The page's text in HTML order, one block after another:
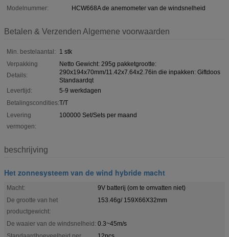
Modelnummer:
HCW668A de anemometer van de windsnelheid
Betalen & Verzenden Algemene voorwaarden
Min. bestelaantal:
1 stk
Verpakking
Details:
Netto Gewicht: 295g pakketgrootte:
290x194x70mm/11.42x7.64x2.76in die inpakken: Giftdoos
Standaardqt
Levertijd:
5-9 werkdagen
Betalingscondities:T/T
Levering
vermogen:
100000 Set/Sets per maand
beschrijving
Het zonnesysteem van de wind hybride macht
Macht:
9V batterij (om te omvatten niet)
De grootte van het
productgewicht:
153.46g/ 159X66X32mm
De waaier van de windsnelheid: 0.3~45m/s